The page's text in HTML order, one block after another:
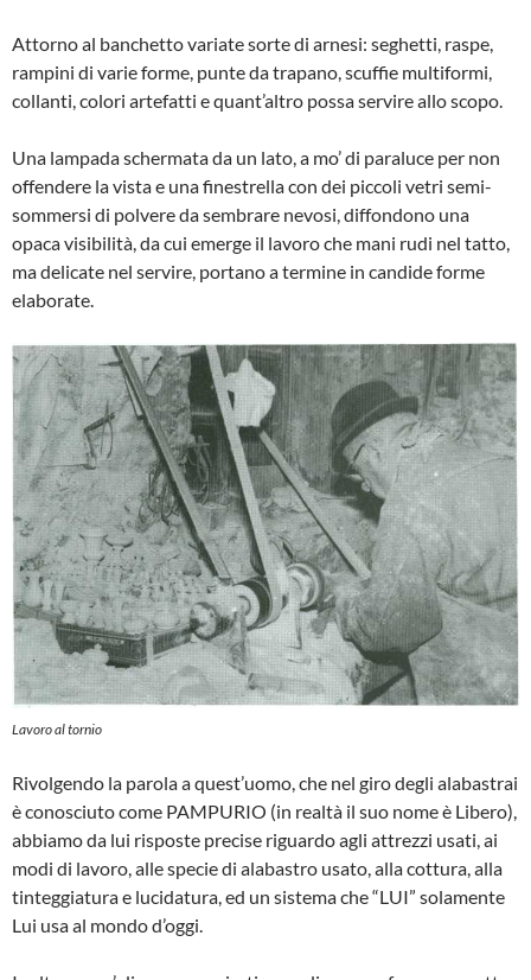
Attorno al banchetto variate sorte di ar­nesi: seghetti, raspe,
rampini di varie for­me, punte da trapano, scuffie multiformi,
collanti, colori artefatti e quant’altro pos­sa servire allo scopo.
Una lampada schermata da un lato, a mo’ di paraluce per non
offendere la vista e una finestrella con dei piccoli vetri semi­
sommersi di polvere da sembrare nevo­si, diffondono una
opaca visibilità, da cui emerge il lavoro che mani rudi nel tatto,
ma delicate nel servire, portano a termi­ne in candide forme
elaborate.
Lavoro al tornio
Rivolgendo la parola a quest’uomo, che nel giro degli alabastrai
è conosciuto co­me PAMPURIO (in realtà il suo nome è Libero),
abbiamo da lui risposte precise riguardo agli attrezzi usati, ai
modi di la­voro, alle specie di alabastro usato, alla cottura, alla
tinteggiatura e lucidatura, ed un sistema che “LUI” solamente
Lui usa al mondo d’oggi.